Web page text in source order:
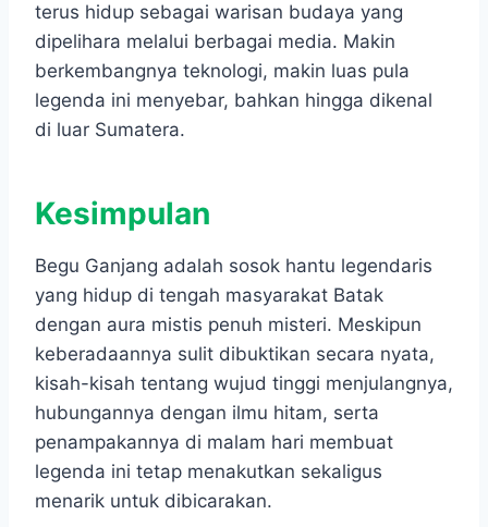
terus hidup sebagai warisan budaya yang
dipelihara melalui berbagai media. Makin
berkembangnya teknologi, makin luas pula
legenda ini menyebar, bahkan hingga dikenal
di luar Sumatera.
Kesimpulan
Begu Ganjang adalah sosok hantu legendaris
yang hidup di tengah masyarakat Batak
dengan aura mistis penuh misteri. Meskipun
keberadaannya sulit dibuktikan secara nyata,
kisah-kisah tentang wujud tinggi menjulangnya,
hubungannya dengan ilmu hitam, serta
penampakannya di malam hari membuat
legenda ini tetap menakutkan sekaligus
menarik untuk dibicarakan.